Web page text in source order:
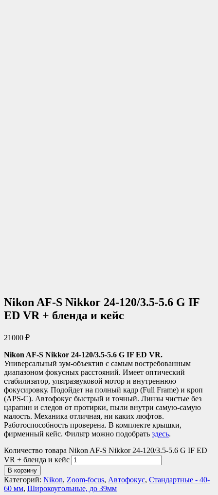
Nikon AF-S Nikkor 24-120/3.5-5.6 G IF
ED VR + бленда и кейс
21000 ₽
Nikon AF-S Nikkor 24-120/3.5-5.6 G IF ED VR.
Универсальный зум-объектив с самым востребованным
диапазоном фокусных расстояний. Имеет оптический
стабилизатор, ультразвуковой мотор и внутреннюю
фокусировку. Подойдет на полный кадр (Full Frame) и кроп
(APS-C). Автофокус быстрый и точный. Линзы чистые без
царапин и следов от протирки, пыли внутри самую-самую
малость. Механика отличная, ни каких люфтов.
Работоспособность проверена. В комплекте крышки,
фирменный кейс. Фильтр можно подобрать здесь.
Количество товара Nikon AF-S Nikkor 24-120/3.5-5.6 G IF ED
VR + бленда и кейс
В корзину
Категорий: Nikon, Zoom-focus, Автофокус, Стандартные - 40-
60 мм, Широкоугольные, до 39мм